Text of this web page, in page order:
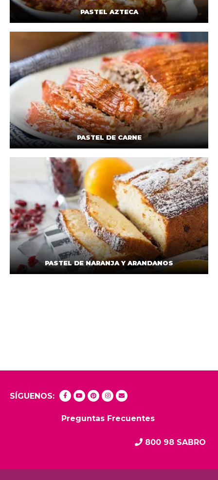
PASTEL AZTECA
PASTEL DE CARNE
PASTEL DE NARANJA Y ARANDANOS
SÍGUENOS:
Preguntas Frecuentes
800 98 SABRO